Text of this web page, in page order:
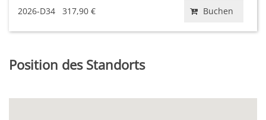
2026-D34 317,90 € Buchen
Position des Standorts